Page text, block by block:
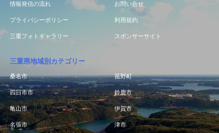
情報発信の流れ お問い合せ
プライバシーポリシー 利用規約
三重フォトギャラリー スポンサーサイト
三重県地域別カテゴリー
桑名市 菰野町
四日市市 鈴鹿市
亀山市 伊賀市
名張市 津市